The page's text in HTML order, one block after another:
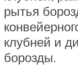
рытья
клубней и
борозды.